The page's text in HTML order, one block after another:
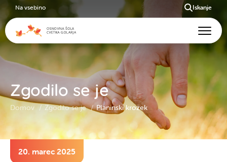
Zgodilo se je
Domov Zgodilo se je Planinski krožek
20. marec 2025
Na vsebino Iskanje